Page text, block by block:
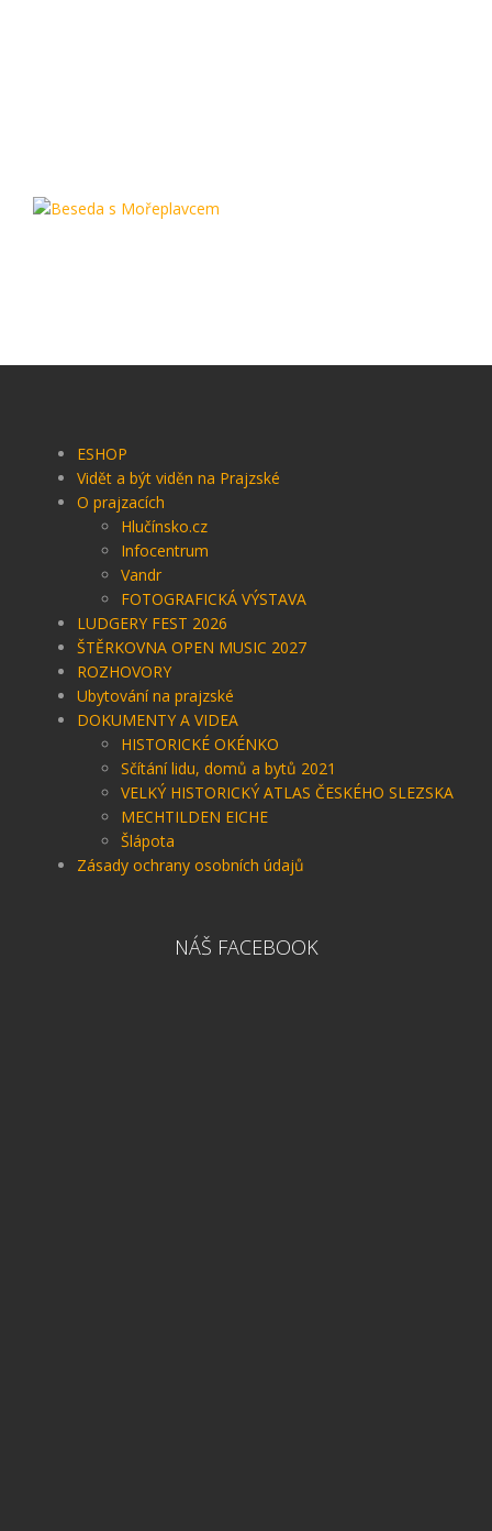
ESHOP
Vidět a být viděn na Prajzské
O prajzacích
Hlučínsko.cz
Infocentrum
Vandr
FOTOGRAFICKÁ VÝSTAVA
LUDGERY FEST 2026
ŠTĚRKOVNA OPEN MUSIC 2027
ROZHOVORY
Ubytování na prajzské
DOKUMENTY A VIDEA
HISTORICKÉ OKÉNKO
Sčítání lidu, domů a bytů 2021
VELKÝ HISTORICKÝ ATLAS ČESKÉHO SLEZSKA
MECHTILDEN EICHE
Šlápota
Zásady ochrany osobních údajů
NÁŠ FACEBOOK